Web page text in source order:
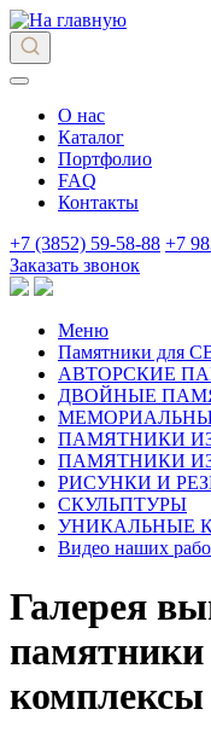
О нас
Каталог
Портфолио
FAQ
Контакты
+7 (3852) 59-58-88 +7
Заказать звонок
Меню
Памятники для
АВТОРСКИЕ
ДВОЙНЫЕ
ПАМЯТНИКИ
ПАМЯТНИКИ
РИСУНКИ И
СКУЛЬПТУРЫ
УНИКАЛЬНЫЕ
Видео наших
Галерея
комплексы